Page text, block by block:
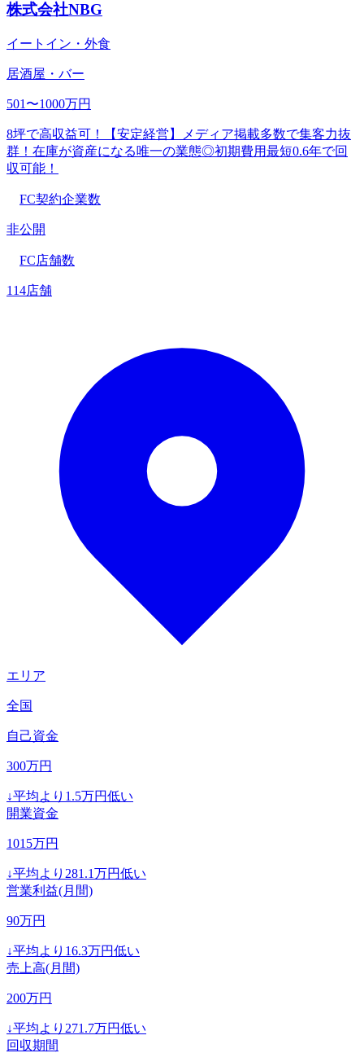
株式会社NBG
イートイン・外食
居酒屋・バー
501〜1000万円
8坪で高収益可！【安定経営】メディア掲載多数で集客力抜
群！在庫が資産になる唯一の業態◎初期費用最短0.6年で回
収可能！
FC契約企業数
非公開
FC店舗数
114店舗
エリア
全国
自己資金
300万円
↓平均より 1.5万円低い
開業資金
1015万円
↓平均より 281.1万円低い
営業利益(月間)
90万円
↓平均より 16.3万円低い
売上高(月間)
200万円
↓平均より 271.7万円低い
回収期間